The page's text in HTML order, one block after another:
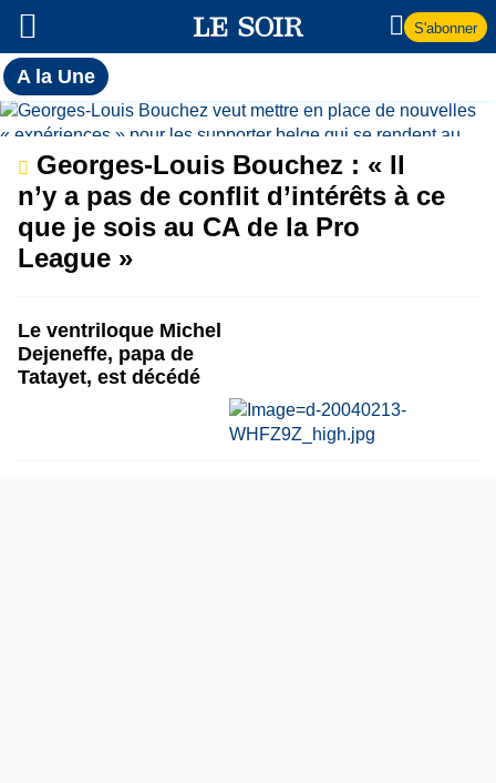
S'abonner
A la UneToutes
l'actualité
du Soir
A
la
Une
Georges-Louis Bouchez : « Il
n’y a pas de conflit d’intérêts à ce
que je sois au CA de la Pro
League »
Le ventriloque Michel
Dejeneffe, papa de
Tatayet, est décédé